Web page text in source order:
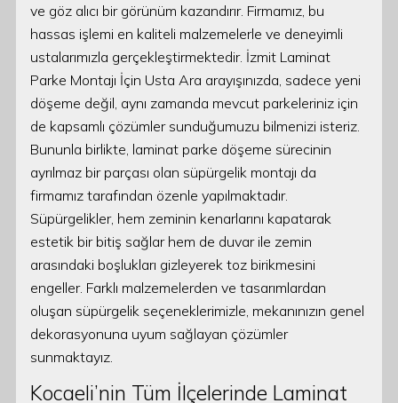
ve göz alıcı bir görünüm kazandırır. Firmamız, bu
hassas işlemi en kaliteli malzemelerle ve deneyimli
ustalarımızla gerçekleştirmektedir. İzmit Laminat
Parke Montajı İçin Usta Ara arayışınızda, sadece yeni
döşeme değil, aynı zamanda mevcut parkeleriniz için
de kapsamlı çözümler sunduğumuzu bilmenizi isteriz.
Bununla birlikte, laminat parke döşeme sürecinin
ayrılmaz bir parçası olan süpürgelik montajı da
firmamız tarafından özenle yapılmaktadır.
Süpürgelikler, hem zeminin kenarlarını kapatarak
estetik bir bitiş sağlar hem de duvar ile zemin
arasındaki boşlukları gizleyerek toz birikmesini
engeller. Farklı malzemelerden ve tasarımlardan
oluşan süpürgelik seçeneklerimizle, mekanınızın genel
dekorasyonuna uyum sağlayan çözümler
sunmaktayız.
Kocaeli’nin Tüm İlçelerinde Laminat